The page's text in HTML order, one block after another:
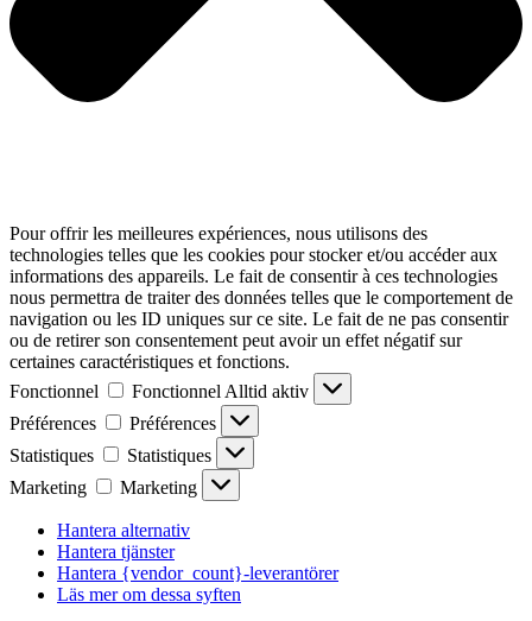
Pour offrir les meilleures expériences, nous utilisons des
technologies telles que les cookies pour stocker et/ou accéder aux
informations des appareils. Le fait de consentir à ces technologies
nous permettra de traiter des données telles que le comportement de
navigation ou les ID uniques sur ce site. Le fait de ne pas consentir
ou de retirer son consentement peut avoir un effet négatif sur
certaines caractéristiques et fonctions.
Fonctionnel
Fonctionnel Alltid aktiv
Préférences
Préférences
Statistiques
Statistiques
Marketing
Marketing
Hantera alternativ
Hantera tjänster
Hantera {vendor_count}-leverantörer
Läs mer om dessa syften